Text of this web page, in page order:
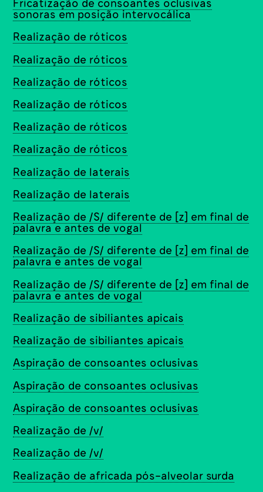
Fricatização de consoantes oclusivas
sonoras em posição intervocálica
Realização de róticos
Realização de róticos
Realização de róticos
Realização de róticos
Realização de róticos
Realização de róticos
Realização de laterais
Realização de laterais
Realização de /S/ diferente de [z] em final de
palavra e antes de vogal
Realização de /S/ diferente de [z] em final de
palavra e antes de vogal
Realização de /S/ diferente de [z] em final de
palavra e antes de vogal
Realização de sibiliantes apicais
Realização de sibiliantes apicais
Aspiração de consoantes oclusivas
Aspiração de consoantes oclusivas
Aspiração de consoantes oclusivas
Realização de /v/
Realização de /v/
Realização de africada pós-alveolar surda